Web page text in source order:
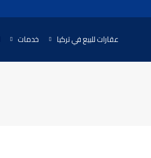
عقارات للبيع في تركيا خدمات